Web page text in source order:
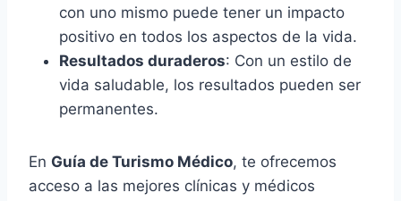
con uno mismo puede tener un impacto
positivo en todos los aspectos de la vida.
Resultados duraderos: Con un estilo de
vida saludable, los resultados pueden ser
permanentes.
En Guía de Turismo Médico, te ofrecemos
acceso a las mejores clínicas y médicos